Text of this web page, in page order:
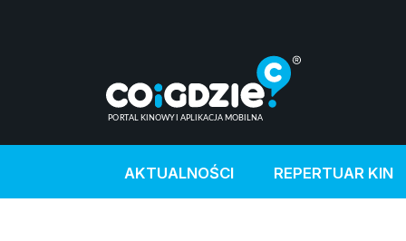
AKTUALNOŚCI REPERTUAR KIN